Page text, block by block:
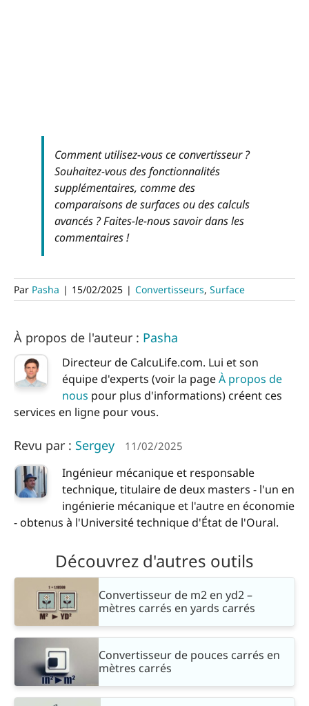
Comment utilisez-vous ce convertisseur ?
Souhaitez-vous des fonctionnalités
supplémentaires, comme des
comparaisons de surfaces ou des calculs
avancés ? Faites-le-nous savoir dans les
commentaires !
Par Pasha | 15/02/2025 | Convertisseurs, Surface
À propos de l'auteur : Pasha
Directeur de CalcuLife.com. Lui et son
équipe d'experts (voir la pageÀ propos de
nous pour plus d'informations) créent ces
services en ligne pour vous.
Revu par : Sergey 11/02/2025
Ingénieur mécanique et responsable
technique, titulaire de deux masters - l'un en
ingénierie mécanique et l'autre en économie
- obtenus à l'Université technique d'État de l'Oural.
Découvrez d'autres outils
Convertisseur de m2 en yd2 –
mètres carrés en yards carrés
Convertisseur de pouces carrés en
mètres carrés